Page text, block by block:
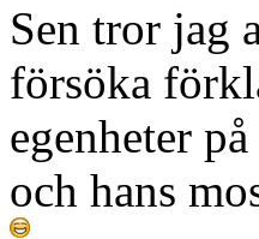
Sen tror jag
försöka
egenheter
och hans